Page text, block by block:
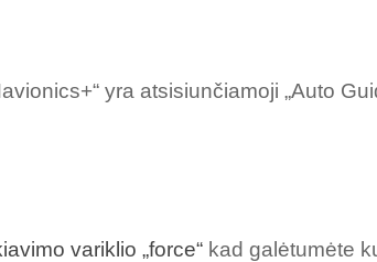
yra atsisiunčiamoji „Auto
variklio „force“ kad galėtumėte